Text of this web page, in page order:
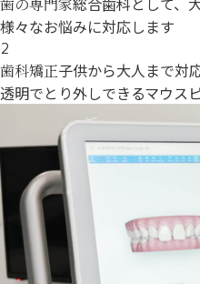
様々なお悩みに対応します
2
歯科矯正子供から大人まで対
透明でとり外しできるマウス